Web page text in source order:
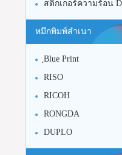
สติ๊กเกอร์ความร้อน
หมึกพิมพ์สำเนา
ฺBlue Print
RISO
RICOH
RONGDA
DUPLO